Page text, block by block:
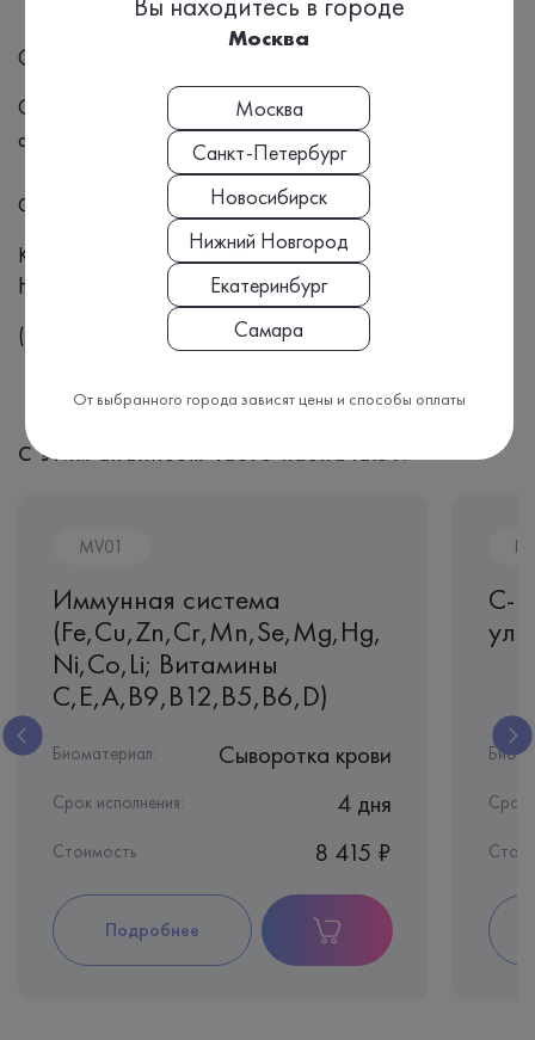
Синонимы
С4 комплемент компонент комплемента иммунитет
аутоиммунные заболевания
Формат выдачи результата
Количественный
Номенклатура МЗ РФ, Приказ №804н:
(A09.05.075.002)
С этим анализом часто назначают:
MV01
Иммунная система
(Fe,Cu,Zn,Cr,Mn,Se,Mg,Hg,
Ni,Co,Li; Витамины
C,E,A,B9,B12,B5,B6,D)
Биоматериал: Сыворотка крови
Срок исполнения: 4 дня
Стоимость 8 415 ₽
Подробнее
С-
Срок
Москва
Москва
Санкт-Петербург
Новосибирск
Нижний Новгород
Екатеринбург
Самара
От выбранного города зависят цены и способы оплаты